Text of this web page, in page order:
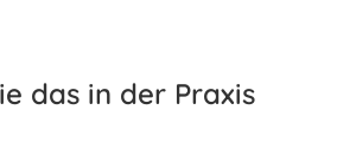
das in der Praxis